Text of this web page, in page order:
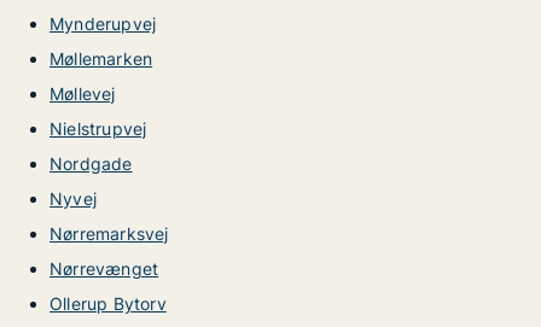
Mynderupvej
Møllemarken
Møllevej
Nielstrupvej
Nordgade
Nyvej
Nørremarksvej
Nørrevænget
Ollerup Bytorv